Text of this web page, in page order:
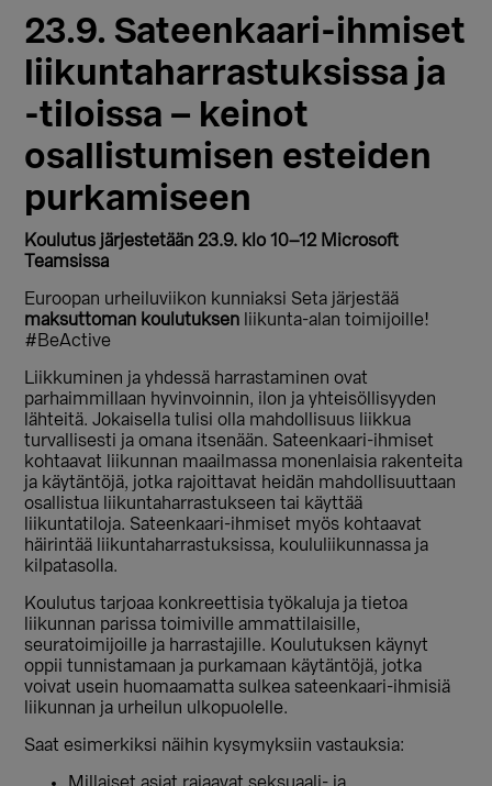
23.9. Sateenkaari-ihmiset
liikuntaharrastuksissa ja
-tiloissa – keinot
osallistumisen esteiden
purkamiseen
Koulutus järjestetään 23.9. klo 10–12 Microsoft
Teamsissa
Euroopan urheiluviikon kunniaksi Seta järjestää
maksuttoman koulutuksen liikunta-alan toimijoille!
#BeActive
Liikkuminen ja yhdessä harrastaminen ovat
parhaimmillaan hyvinvoinnin, ilon ja yhteisöllisyyden
lähteitä. Jokaisella tulisi olla mahdollisuus liikkua
turvallisesti ja omana itsenään. Sateenkaari-ihmiset
kohtaavat liikunnan maailmassa monenlaisia rakenteita
ja käytäntöjä, jotka rajoittavat heidän mahdollisuuttaan
osallistua liikuntaharrastukseen tai käyttää
liikuntatiloja. Sateenkaari-ihmiset myös kohtaavat
häirintää liikuntaharrastuksissa, koululiikunnassa ja
kilpatasolla.
Koulutus tarjoaa konkreettisia työkaluja ja tietoa
liikunnan parissa toimiville ammattilaisille,
seuratoimijoille ja harrastajille. Koulutuksen käynyt
oppii tunnistamaan ja purkamaan käytäntöjä, jotka
voivat usein huomaamatta sulkea sateenkaari-ihmisiä
liikunnan ja urheilun ulkopuolelle.
Saat esimerkiksi näihin kysymyksiin vastauksia: